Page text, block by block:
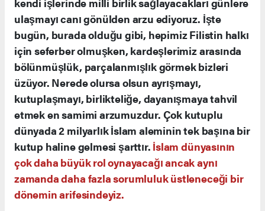
ulaşmayı canı gönülden arzu ediyoruz. İşte
bugün, burada olduğu gibi, hepimiz Filistin halkı
için seferber olmuşken, kardeşlerimiz arasında
bölünmüşlük, parçalanmışlık görmek bizleri
üzüyor. Nerede olursa olsun ayrışmayı,
kutuplaşmayı, birlikteliğe, dayanışmaya tahvil
etmek en samimi arzumuzdur. Çok kutuplu
dünyada 2 milyarlık İslam aleminin tek başına bir
kutup haline gelmesi şarttır. İslam dünyasının
çok daha büyük rol oynayacağı ancak aynı
zamanda daha fazla sorumluluk üstleneceği bir
dönemin arifesindeyiz.